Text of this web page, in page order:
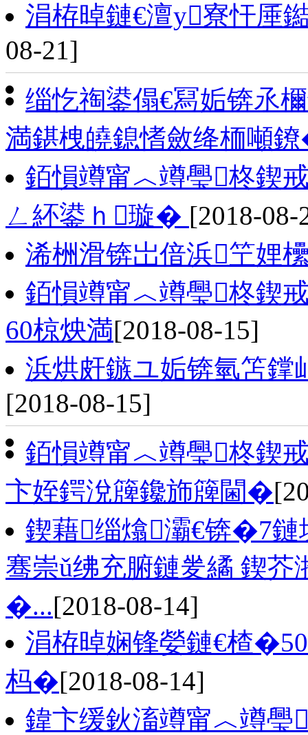
涓栫晫鏈€澶у寮忓厜
08-21]
缁忔祹鍙傝€冩姤锛氶
満鍖栧皢鎴愭斂绛栭噸
銆愪竴甯︿竴璺柊鍥
ㄥ紑鍙ｈ璇� [2018-08-
浠栦滑锛岀偣浜笁娌
銆愪竴甯︿竴璺柊鍥
60椋炴満[2018-08-15]
浜烘皯鏃ユ姤锛氫笘鐣
[2018-08-15]
銆愪竴甯︿竴璺柊鍥
卞姪鍔涗簰鑱斾簰閫�
鍥藉缁熻灞€锛�7鏈
骞崇ǔ绋充腑鏈夎繘 鍥芥
�...[2018-08-14]
涓栫晫娴锋嫈鏈€楂
杩�[2018-08-14]
鍏卞缓鈥滀竴甯︿竴璺